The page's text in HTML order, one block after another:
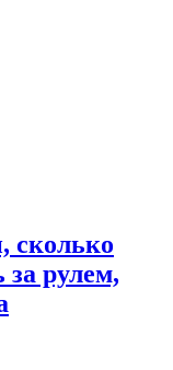
сколько
рулем,